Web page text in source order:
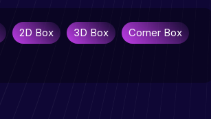
2D Box 3D Box
Corner Box